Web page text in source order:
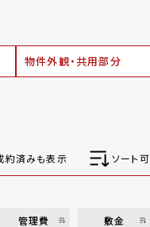
物件外観・共用部分
約済みも表示 ソート可
管理費 敷金